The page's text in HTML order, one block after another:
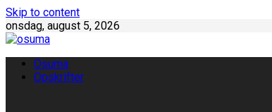
Skip to content
onsdag, august 5, 2026
Osuma
Opskrifter